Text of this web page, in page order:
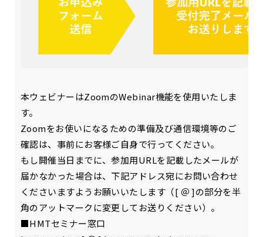
本ウェビナーはZoomのWebinar機能を使用いたしま
す。
Zoomをお使いになるための準備及び通信環境等のご
確認は、事前にお客様ご自身で行ってください。
もし開催当日までに、参加用URLを記載したメールが
届かなかった場合は、下記アドレス宛にお問い合わせ
くださいますようお願いいたします（[ ＠ ]の部分を半
角のアットマークに変更してお送りください）。
■HMTセミナー窓口